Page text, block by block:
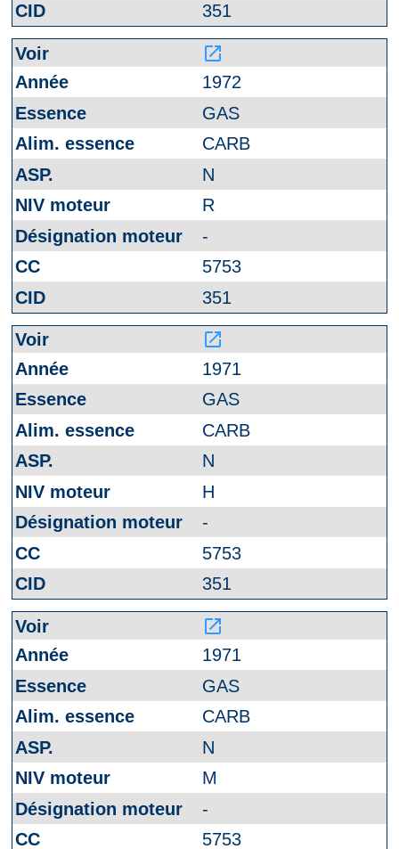
351
launch
1972
GAS
CARB
N
R
-
5753
351
launch
1971
GAS
CARB
N
H
-
5753
351
launch
1971
GAS
CARB
N
M
-
5753